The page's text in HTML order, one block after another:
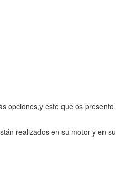
opciones,y este que os presento
realizados en su motor y en su